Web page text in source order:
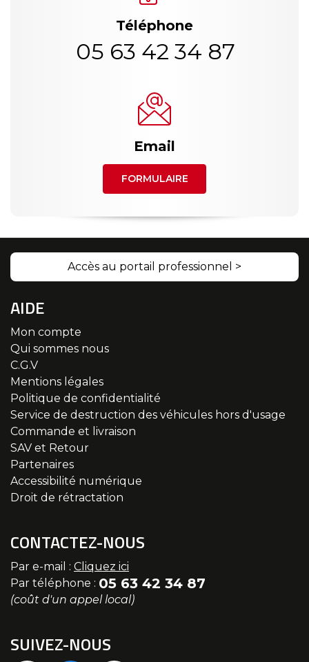
Téléphone
05 63 42 34 87
Email
FORMULAIRE
Accès au portail professionnel >
AIDE
Mon compte
Qui sommes nous
C.G.V
Mentions légales
Politique de confidentialité
Service de destruction des véhicules hors d'usage
Commande et livraison
SAV et Retour
Partenaires
Accessibilité numérique
Droit de rétractation
CONTACTEZ-NOUS
Par e-mail : Cliquez ici
Par téléphone : 05 63 42 34 87
(coût d'un appel local)
SUIVEZ-NOUS